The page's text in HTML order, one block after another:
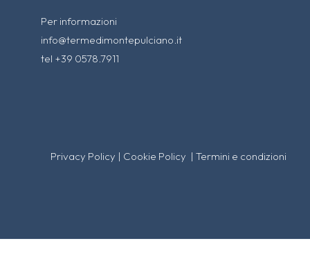
Per informazioni
info@termedimontepulciano.it
tel +39 0578.7911
Privacy Policy | Cookie Policy |Termini e condizioni